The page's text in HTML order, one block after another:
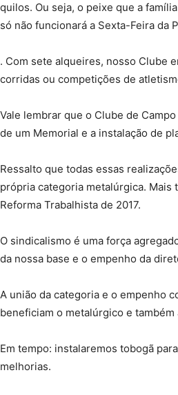
quilos. Ou seja, o peixe que a
só não funcionará a Sexta-Feira da
. Com sete alqueires, nosso Clube
corridas ou competições de
Vale lembrar que o Clube de
de um Memorial e a instalação de
Ressalto que todas essas
própria categoria metalúrgica. Mais
Reforma Trabalhista de 2017.
O sindicalismo é uma força
da nossa base e o empenho da
A união da categoria e o empenho
beneficiam o metalúrgico e também
Em tempo: instalaremos tobogã
melhorias.